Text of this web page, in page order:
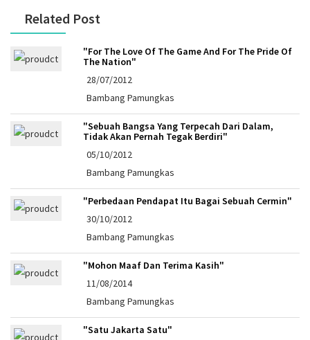
Related Post
"For The Love Of The Game And For The Pride Of
The Nation"
28/07/2012
Bambang Pamungkas
"Sebuah Bangsa Yang Terpecah Dari Dalam,
Tidak Akan Pernah Tegak Berdiri"
05/10/2012
Bambang Pamungkas
"Perbedaan Pendapat Itu Bagai Sebuah Cermin"
30/10/2012
Bambang Pamungkas
"Mohon Maaf Dan Terima Kasih"
11/08/2014
Bambang Pamungkas
"Satu Jakarta Satu"